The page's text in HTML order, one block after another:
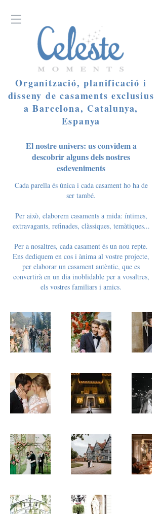
Organització, planificació i
disseny de casaments exclusius
a Barcelona, Catalunya,
Espanya
El nostre univers: us convidem a
descobrir alguns dels nostres
esdeveniments
Cada parella és única i cada casament ho ha de
ser també.
Per això, elaborem casaments a mida: íntimes,
extravagants, refinades, clàssiques, temàtiques...
Per a nosaltres, cada casament és un nou repte.
Ens dediquem en cos i ànima al vostre projecte,
per elaborar un casament autèntic, que es
convertirà en un dia inoblidable per a vosaltres,
els vostres familiars i amics.​